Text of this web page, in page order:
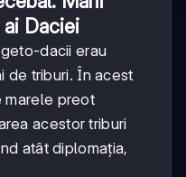
Daciei
dacii erau
de triburi. În acest
marele preot
acestor triburi
atât diplomația,